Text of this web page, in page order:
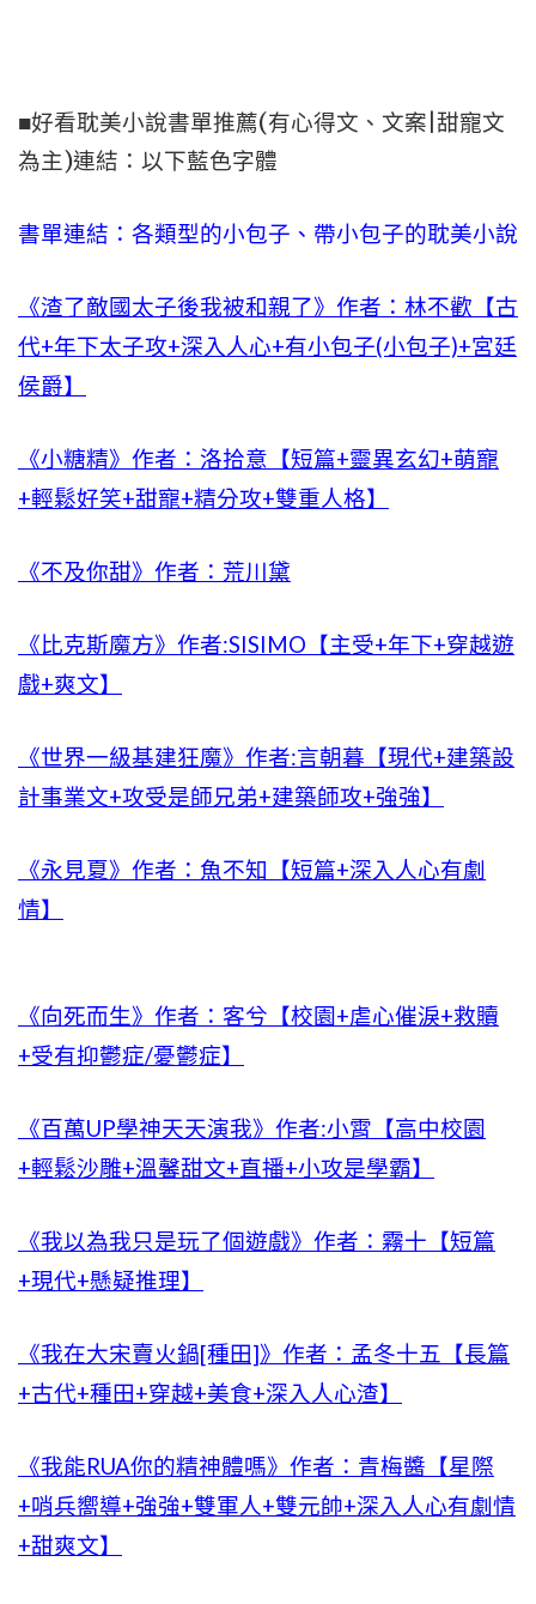
■好看耽美小說書單推薦(有心得文、文案|甜寵文
為主)連結：以下藍色字體
書單連結：各類型的小包子、帶小包子的耽美小說
《渣了敵國太子後我被和親了》作者：林不歡【古
代+年下太子攻+深入人心+有小包子(小包子)+宮廷
侯爵】
《小糖精》作者：洛拾意【短篇+靈異玄幻+萌寵
+輕鬆好笑+甜寵+精分攻+雙重人格】
《不及你甜》作者：荒川黛
《比克斯魔方》作者:SISIMO【主受+年下+穿越遊
戲+爽文】
《世界一級基建狂魔》作者:言朝暮【現代+建築設
計事業文+攻受是師兄弟+建築師攻+強強】
《永見夏》作者：魚不知【短篇+深入人心有劇
情】
《向死而生》作者：客兮【校園+虐心催淚+救贖
+受有抑鬱症/憂鬱症】
《百萬UP學神天天演我》作者:小霄【高中校園
+輕鬆沙雕+溫馨甜文+直播+小攻是學霸】
《我以為我只是玩了個遊戲》作者：霧十【短篇
+現代+懸疑推理】
《我在大宋賣火鍋[種田]》作者：孟冬十五【長篇
+古代+種田+穿越+美食+深入人心渣】
《我能RUA你的精神體嗎》作者：青梅醬【星際
+哨兵嚮導+強強+雙軍人+雙元帥+深入人心有劇情
+甜爽文】